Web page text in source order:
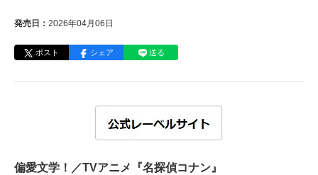
発売日： 2026年04月06日
ポスト シェア 送る
偏愛文学！／TVアニメ『名探偵コナン』